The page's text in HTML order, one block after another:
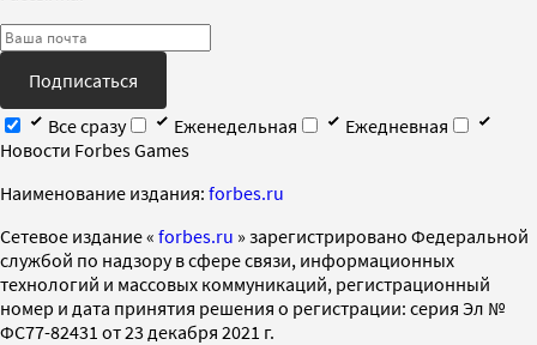
Подписаться
Все сразу
Еженедельная
Ежедневная
Новости Forbes Games
Наименование издания: forbes.ru
Cетевое издание « forbes.ru » зарегистрировано Федеральной
службой по надзору в сфере связи, информационных
технологий и массовых коммуникаций, регистрационный
номер и дата принятия решения о регистрации: серия Эл №
ФС77-82431 от 23 декабря 2021 г.